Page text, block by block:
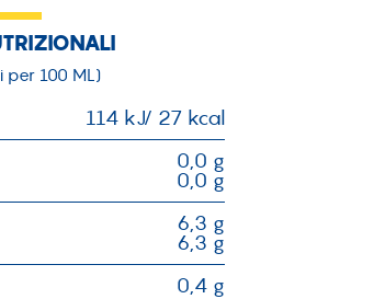
per 100 ML)
114 kJ/ 27 kcal
0,0 g
0,0 g
6,3 g
6,3 g
0,4 g